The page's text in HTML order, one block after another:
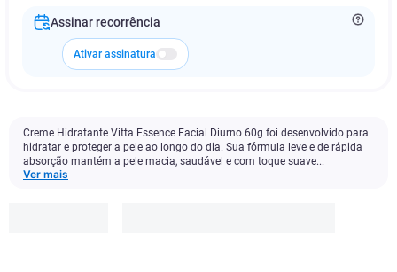
Assinar recorrência
Ativar assinatura
Creme Hidratante Vitta Essence Facial Diurno 60g foi desenvolvido para
hidratar e proteger a pele ao longo do dia. Sua fórmula leve e de rápida
absorção mantém a pele macia, saudável e com toque suave...
Ver mais